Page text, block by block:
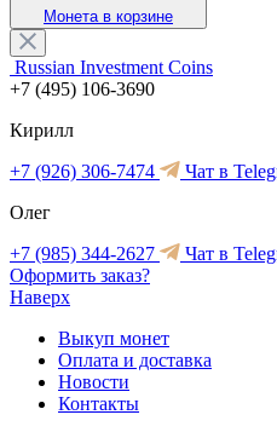
Монета в корзине
Russian Investment Coins
+7 (495) 106-3690
Кирилл
+7 (926) 306-7474
Чат в
Олег
+7 (985) 344-2627
Чат в
Оформить заказ?
Наверх
Выкуп монет
Оплата и доставка
Новости
Контакты